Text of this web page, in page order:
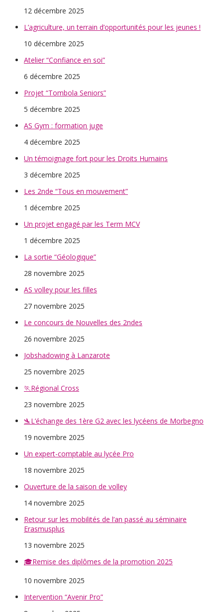
12 décembre 2025
L’agriculture, un terrain d’opportunités pour les jeunes !
10 décembre 2025
Atelier “Confiance en soi”
6 décembre 2025
Projet “Tombola Seniors”
5 décembre 2025
AS Gym : formation juge
4 décembre 2025
Un témoignage fort pour les Droits Humains
3 décembre 2025
Les 2nde “Tous en mouvement”
1 décembre 2025
Un projet engagé par les Term MCV
1 décembre 2025
La sortie “Géologique”
28 novembre 2025
AS volley pour les filles
27 novembre 2025
Le concours de Nouvelles des 2ndes
26 novembre 2025
Jobshadowing à Lanzarote
25 novembre 2025
🏃Régional Cross
23 novembre 2025
🛬L’échange des 1ère G2 avec les lycéens de Morbegno
19 novembre 2025
Un expert-comptable au lycée Pro
18 novembre 2025
Ouverture de la saison de volley
14 novembre 2025
Retour sur les mobilités de l’an passé au séminaire
Erasmusplus
13 novembre 2025
🎓Remise des diplômes de la promotion 2025
10 novembre 2025
Intervention “Avenir Pro”